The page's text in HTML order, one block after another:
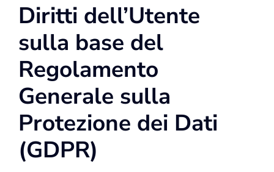
Diritti dell’Utente
sulla base del
Regolamento
Generale sulla
Protezione dei Dati
(GDPR)